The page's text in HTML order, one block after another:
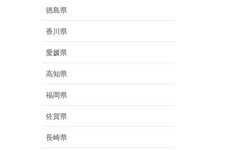
徳島県
香川県
愛媛県
高知県
福岡県
佐賀県
長崎県